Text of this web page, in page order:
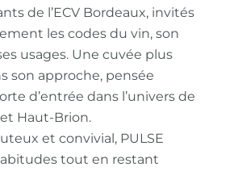
de l’ECV Bordeaux, invités
les codes du vin, son
usages. Une cuvée plus
son approche, pensée
d’entrée dans l’univers de
Haut-Brion.
et convivial, PULSE
tout en restant